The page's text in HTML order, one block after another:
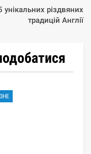
унікальних різдвяних
традицій Англії